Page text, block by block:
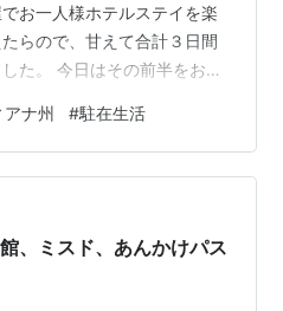
お一人様ホテルステイを楽
らので、甘えて合計３日間
た。 今日はその前半をお届
方面へ。 宿泊先はヒルトン
るなんて何年ぶり！？ あり
階のビュッフェの招待券をい
優しいー！！！嬉しいー！！
まで食べようが、食後のコー
よ…
アナ州 #駐在生活
、ミスド、あんかけパス